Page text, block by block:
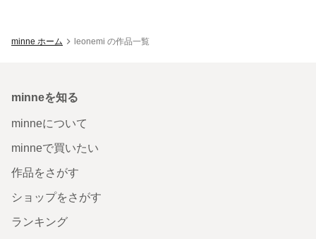
minne ホーム leonemi の作品一覧
minneを知る
minneについて
minneで買いたい
作品をさがす
ショップをさがす
ランキング